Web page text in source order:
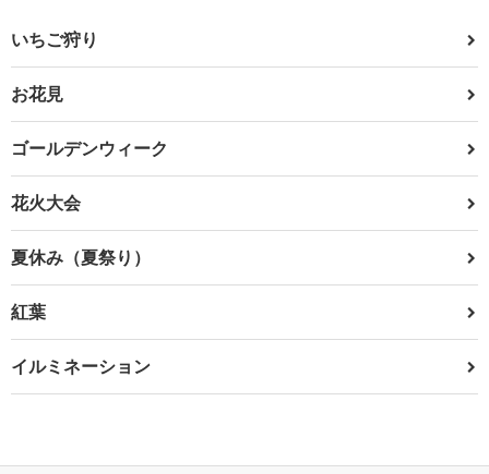
いちご狩り
お花見
ゴールデンウィーク
花火大会
夏休み（夏祭り）
紅葉
イルミネーション